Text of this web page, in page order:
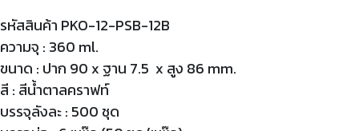
รหัสสินค้า PKO-12-PSB-12B
ความจุ : 360 ml.
ขนาด : ปาก 90 x ฐาน 7.5 x สูง 86 mm.
สี : สีน้ำตาลคราฟท์
บรรจุลังละ : 500 ชุด